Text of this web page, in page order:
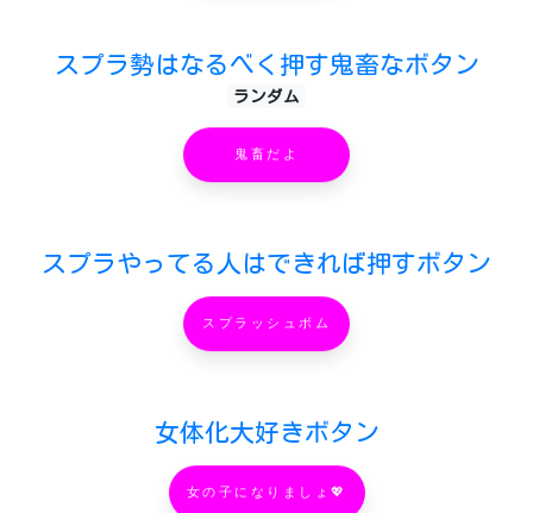
スプラ勢はなるべく押す鬼畜なボタン
ランダム
鬼畜だよ
スプラやってる人はできれば押すボタン
スプラッシュボム
女体化大好きボタン
女の子になりましょ💖